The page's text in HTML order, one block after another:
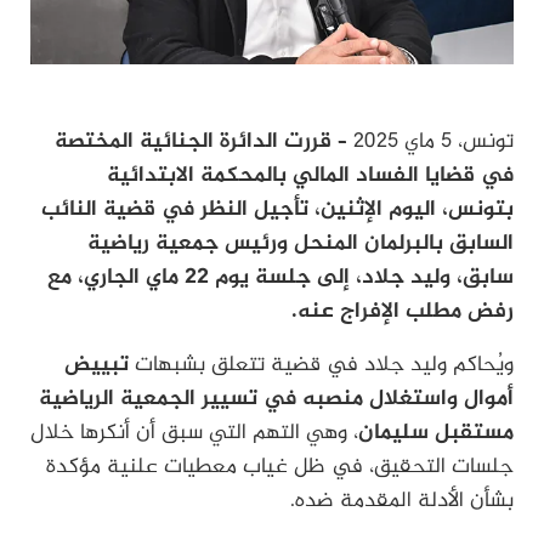
تونس، 5 ماي 2025 –
قررت الدائرة الجنائية المختصة
في قضايا الفساد المالي بالمحكمة الابتدائية
بتونس، اليوم الإثنين، تأجيل النظر في قضية النائب
السابق بالبرلمان المنحل ورئيس جمعية رياضية
سابق، وليد جلاد، إلى جلسة يوم 22 ماي الجاري، مع
رفض مطلب الإفراج عنه.
ويُحاكم وليد جلاد في قضية تتعلق بشبهاتتبييض
أموال واستغلال منصبه في تسيير الجمعية الرياضية
مستقبل سليمان، وهي التهم التي سبق أن أنكرها خلال
جلسات التحقيق، في ظل غياب معطيات علنية مؤكدة
بشأن الأدلة المقدمة ضده.